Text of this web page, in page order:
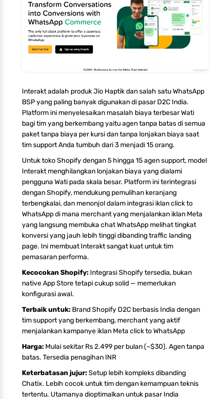
Interakt adalah produk Jio Haptik dan salah satu WhatsApp
BSP yang paling banyak digunakan di pasar D2C India.
Platform ini menyelesaikan masalah biaya terbesar Wati
bagi tim yang berkembang yaitu agen tanpa batas di semua
paket tanpa biaya per kursi dan tanpa lonjakan biaya saat
tim support Anda tumbuh dari 3 menjadi 15 orang.
Untuk toko Shopify dengan 5 hingga 15 agen support, model
Interakt menghilangkan lonjakan biaya yang dialami
pengguna Wati pada skala besar. Platform ini terintegrasi
dengan Shopify, mendukung pemulihan keranjang
terbengkalai, dan menonjol dalam integrasi iklan click to
WhatsApp di mana merchant yang menjalankan iklan Meta
yang langsung membuka chat WhatsApp melihat tingkat
konversi yang jauh lebih tinggi dibanding traffic landing
page. Ini membuat Interakt sangat kuat untuk tim
pemasaran performa.
Kecocokan Shopify: Integrasi Shopify tersedia, bukan
native App Store tetapi cukup solid — memerlukan
konfigurasi awal.
Terbaik untuk: Brand Shopify D2C berbasis India dengan
tim support yang berkembang, merchant yang aktif
menjalankan kampanye iklan Meta click to WhatsApp
Harga: Mulai sekitar Rs 2.499 per bulan (~$30). Agen tanpa
batas. Tersedia penagihan INR
Keterbatasan jujur:Setup lebih kompleks dibanding
Chatix. Lebih cocok untuk tim dengan kemampuan teknis
tertentu. Utamanya dioptimalkan untuk pasar India